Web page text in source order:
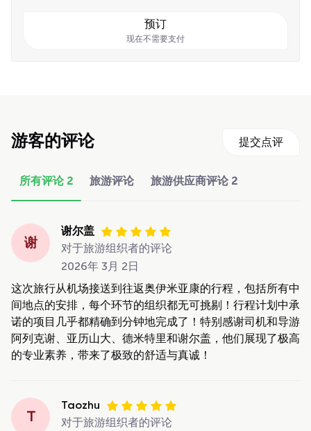
预订
现在不需要支付
游客的评论 提交点评
所有评论 2 旅游评论 旅游供应商评论 2
谢
谢尔盖
对于旅游组织者的评论
2026年 3月 2日
这次旅行从机场接送到往返奥伊米亚康的行程，包括所有中
间地点的安排，每个环节的组织都无可挑剔！行程计划中承
诺的项目几乎都精确到分钟地完成了！特别感谢司机和导游
阿列克谢、亚历山大、德米特里和谢尔盖，他们展现了极高
的专业素养，带来了极致的舒适与真诚！
T
Taozhu
对于旅游组织者的评论